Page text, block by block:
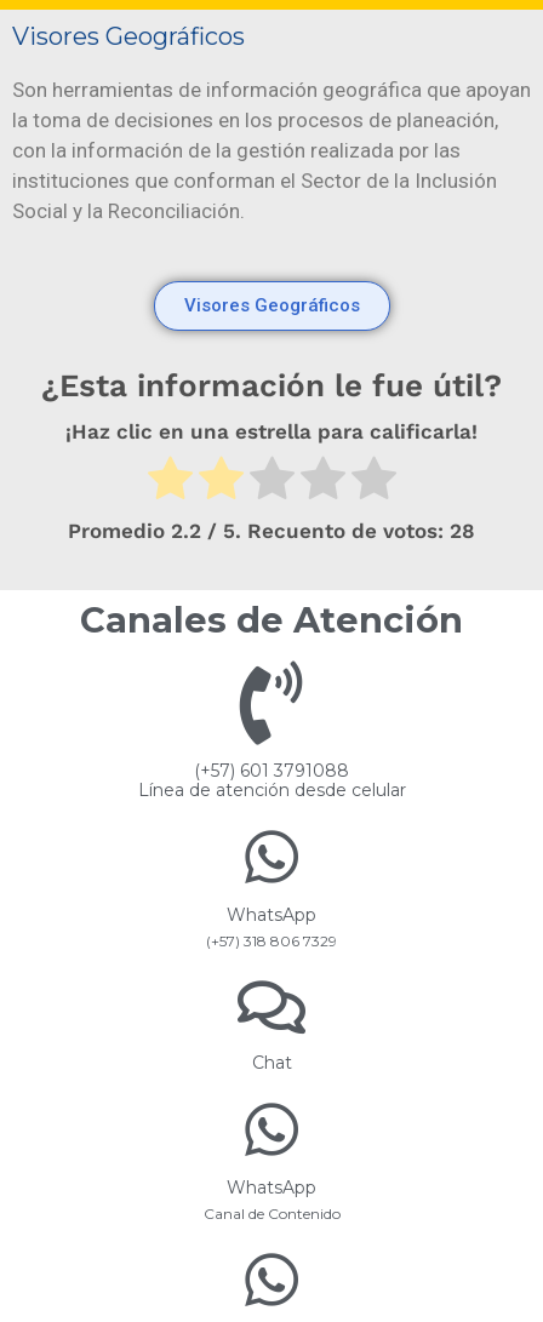
Visores Geográficos
Son herramientas de información geográfica que apoyan
la toma de decisiones en los procesos de planeación,
con la información de la gestión realizada por las
instituciones que conforman el Sector de la Inclusión
Social y la Reconciliación.
Visores Geográficos
¿Esta información le fue útil?
¡Haz clic en una estrella para calificarla!
Promedio 2.2 / 5. Recuento de votos: 28
Canales de Atención
(+57) 601 3791088
Línea de atención desde celular
WhatsApp
(+57) 318 806 7329
Chat
WhatsApp
Canal de Contenido